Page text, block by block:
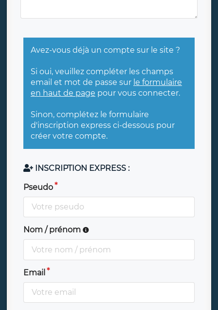
Avez-vous déjà un compte sur le site ?
Si oui, veuillez compléter les champs
email et mot de passe sur le formulaire
en haut de page pour vous connecter.
Sinon, complétez le formulaire
d'inscription express ci-dessous pour
créer votre compte.
INSCRIPTION EXPRESS :
Pseudo
Nom / prénom
Email